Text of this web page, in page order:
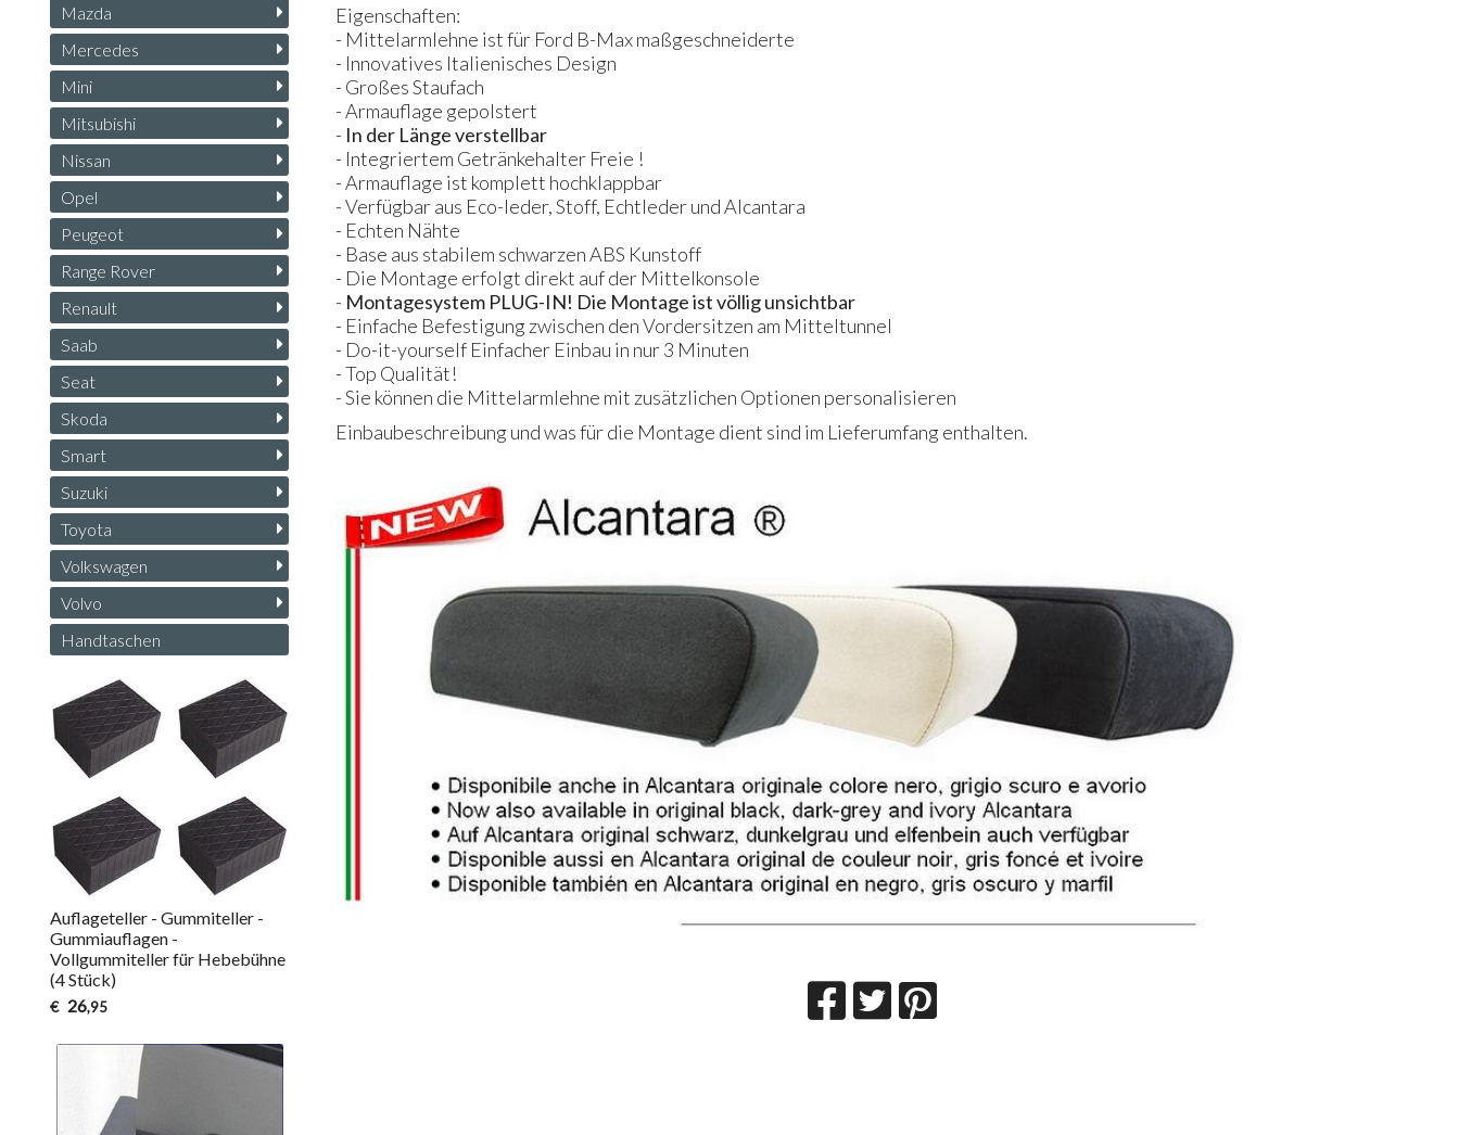
Eigenschaften:
- Mittelarmlehne ist für Ford B-Max maßgeschneiderte
- Innovatives Italienisches Design
- Großes Staufach
- Armauflage gepolstert
- In der Länge verstellbar
- Integriertem Getränkehalter Freie !
- Armauflage ist komplett hochklappbar
- Verfügbar aus Eco-leder, Stoff, Echtleder und Alcantara
- Echten Nähte
- Base aus stabilem schwarzen ABS Kunstoff
- Die Montage erfolgt direkt auf der Mittelkonsole
- Montagesystem PLUG-IN! Die Montage ist völlig unsichtbar
- Einfache Befestigung zwischen den Vordersitzen am Mitteltunnel
- Do-it-yourself Einfacher Einbau in nur 3 Minuten
- Top Qualität!
- Sie können die Mittelarmlehne mit zusätzlichen Optionen personalisieren
Einbaubeschreibung und was für die Montage dient sind im Lieferumfang enthalten.
Mazda
Mercedes
Mini
Mitsubishi
Nissan
Opel
Peugeot
Range Rover
Renault
Saab
Seat
Skoda
Smart
Suzuki
Toyota
Volkswagen
Volvo
Handtaschen
Auflageteller - Gummiteller -
Gummiauflagen -
Vollgummiteller für Hebebühne
(4 Stück)
€ 26,95